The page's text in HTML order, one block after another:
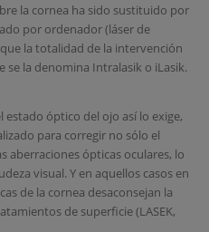
la cornea ha sido sustituido por
por ordenador (láser de
la totalidad de la intervención
se la denomina Intralasik o iLasik.
estado óptico del ojo así lo exige,
para corregir no sólo el
aberraciones ópticas oculares, lo
visual. Y en aquellos casos en
de la cornea desaconsejan la
de superficie (LASEK,